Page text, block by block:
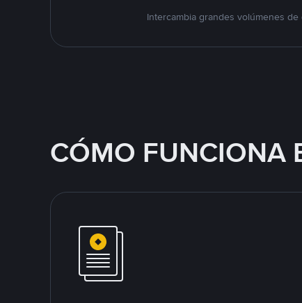
Intercambia grandes volúmenes
CÓMO FUNCIONA